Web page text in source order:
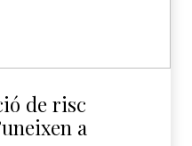
de risc
a